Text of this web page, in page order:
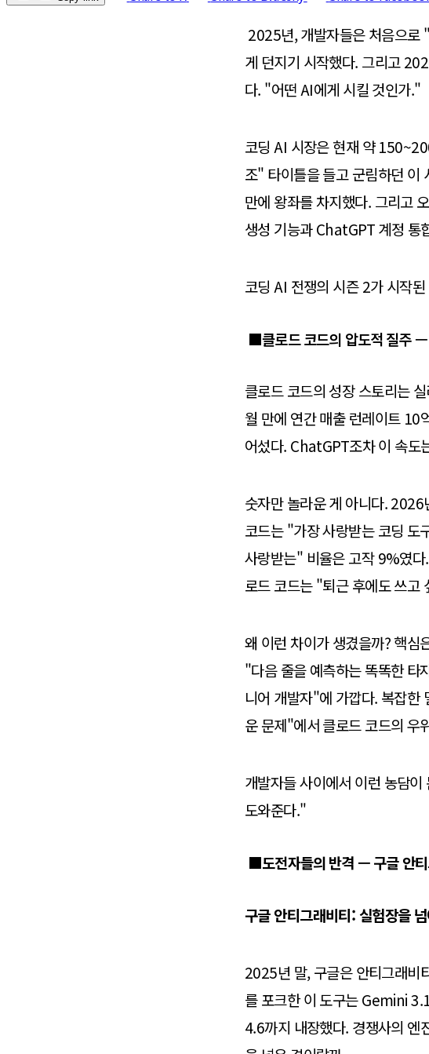
2025년, 개발자들은 처음으로
게 던지기 시작했다. 그리고
다. "어떤 AI에게 시킬 것인가."
코딩 AI 시장은 현재 약
조" 타이틀을 들고 군림하던
만에 왕좌를 차지했다. 그리고
생성 기능과 ChatGPT 계정 통
코딩 AI 전쟁의 시즌 2가 시작
■클로드 코드의 압도적 질주
클로드 코드의 성장 스토리는
월 만에 연간 매출 런레이트
어섰다. ChatGPT조차 이 속도
숫자만 놀라운 게 아니다.
코드는 "가장 사랑받는 코딩
사랑받는" 비율은 고작 9%였
로드 코드는 "퇴근 후에도 쓰고
왜 이런 차이가 생겼을까? 핵
"다음 줄을 예측하는 똑똑한 타
니어 개발자"에 가깝다. 복잡
운 문제"에서 클로드 코드의 우
개발자들 사이에서 이런 농담
도와준다."
■도전자들의 반격 — 구글 안
구글 안티그래비티: 실험장을
2025년 말, 구글은 안티그래
를 포크한 이 도구는 Gemini
4.6까지 내장했다. 경쟁사의 엔